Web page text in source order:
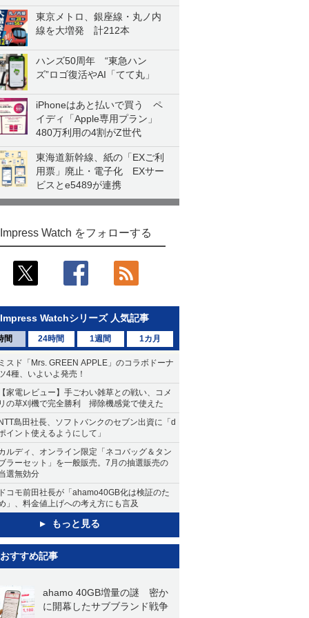
東京メトロ、銀座線・丸ノ内
線を大増発 計212本
ハンズ50周年 “東急ハン
ズ”ロゴ復活やAI「てて丸」
iPhoneはあと払いで買う ペ
イディ「Apple専用プラン」
480万利用の4割がZ世代
東海道新幹線、紙の「EXご利
用票」廃止・電子化 EXサー
ビスとe5489が連携
Impress Watch をフォローする
Impress Watchシリーズ 人気記事
間 24時間 1週間 1カ月
スド「Mrs. GREEN APPLE」のコラボドーナ
4種、いよいよ発売！
家電レビュー】手ごわい雑草との戦い、コメ
の草刈機で完全勝利 掃除機感覚で使えた
島田社長、ソフトバンクのセブン出資に「d
イント使えるようにして」
ルディ、オンライン限定「ネコバッグ＆タン
ラーセット」を一般販売。7月の抽選販売の
選無効分
コモ前田社長が「ahamo40GB化は検証のた
」、料金値上げへの考え方にも言及
もっと見る
おすすめ記事
ahamo 40GB増量の謎 密か
に開幕したサブブランド戦争